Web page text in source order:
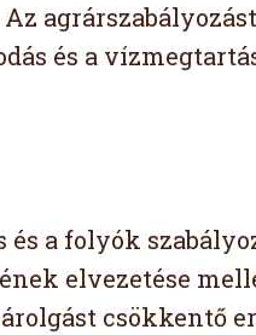
és a
a folyók
elvezetése
csökkentő